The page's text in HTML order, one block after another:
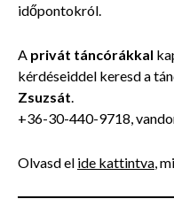
időpontokról.
A privát táncórákkal
kérdéseiddel keresd a
Zsuzsát.
+36-30-440-9718,
Olvasd el ide kattintva,